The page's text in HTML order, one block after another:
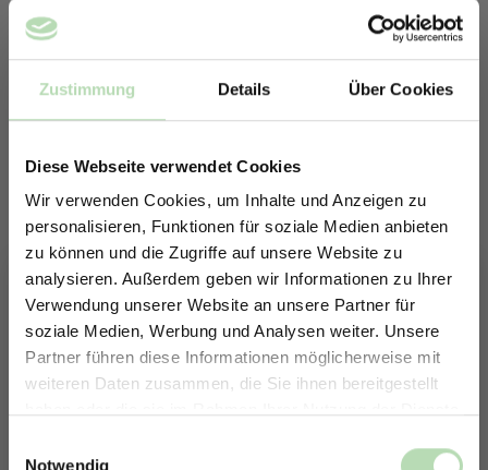
Zustimmung Details Über Cookies
Diese Webseite verwendet Cookies
Wir verwenden Cookies, um Inhalte und Anzeigen zu
personalisieren, Funktionen für soziale Medien anbieten
zu können und die Zugriffe auf unsere Website zu
analysieren. Außerdem geben wir Informationen zu Ihrer
Verwendung unserer Website an unsere Partner für
soziale Medien, Werbung und Analysen weiter. Unsere
Partner führen diese Informationen möglicherweise mit
weiteren Daten zusammen, die Sie ihnen bereitgestellt
Notwendig
Erstelle in nur 4 Schritten deine
ERHALTE 5% RABATT AUF
DEINE RÜCKWÄNDE